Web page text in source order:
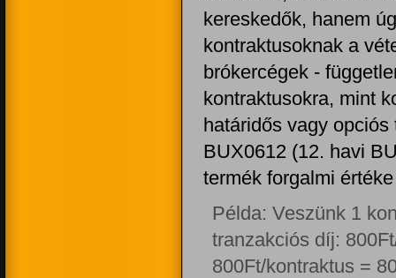
kereskedők, hanem
kontraktusoknak a
brókercégek -
kontraktusokra, mint
határidős vagy
BUX0612 (12. havi
termék forgalmi
Példa: Veszünk 1
tranzakciós díj:
800Ft/kontraktus =